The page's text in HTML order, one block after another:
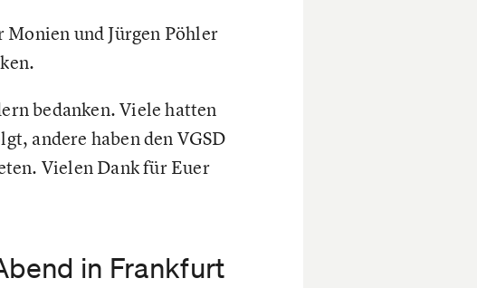
und Jürgen Pöhler
bedanken. Viele hatten
andere haben den VGSD
Vielen Dank für Euer
in Frankfurt